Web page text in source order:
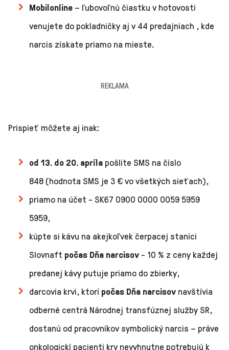
Mobilonline – ľubovoľnú čiastku v hotovosti
venujete do pokladničky aj v 44 predajniach , kde
narcis získate priamo na mieste.
REKLAMA
Prispieť môžete aj inak:
od 13. do 20. apríla pošlite SMS na číslo
848 (hodnota SMS je 3 € vo všetkých sieťach),
priamo na účet - SK67 0900 0000 0059 5959
5959,
kúpte si kávu na akejkoľvek čerpacej stanici
Slovnaft počas Dňa narcisov - 10 % z ceny každej
predanej kávy putuje priamo do zbierky,
darcovia krvi, ktorí počas Dňa narcisov navštívia
odberné centrá Národnej transfúznej služby SR,
dostanú od pracovníkov symbolický narcis – práve
onkologickí pacienti krv nevyhnutne potrebujú k